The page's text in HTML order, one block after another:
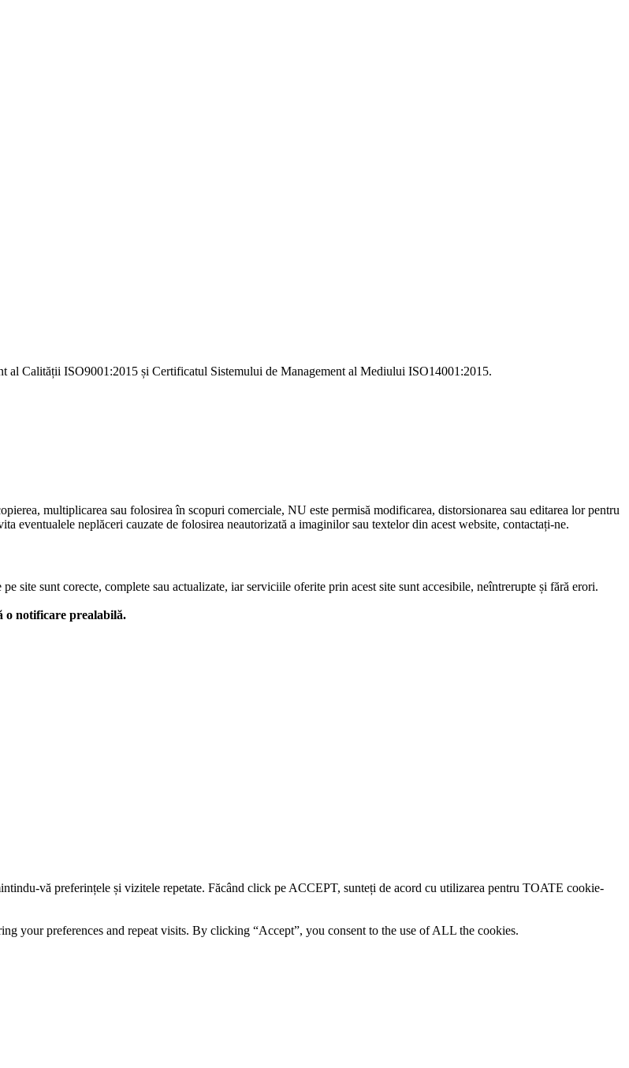
al Calității ISO9001:2015 și Certificatul Sistemului de Management al Mediului ISO14001:2015.
multiplicarea sau folosirea în scopuri comerciale, NU este permisă modificarea, distorsionarea sau editarea lor pentru
eventualele neplăceri cauzate de folosirea neautorizată a imaginilor sau textelor din acest website, contactați-ne.
site sunt corecte, complete sau actualizate, iar serviciile oferite prin acest site sunt accesibile, neîntrerupte și fără erori.
o notificare prealabilă.
vă preferințele și vizitele repetate. Făcând click pe ACCEPT, sunteți de acord cu utilizarea pentru TOATE cookie-
your preferences and repeat visits. By clicking “Accept”, you consent to the use of ALL the cookies.